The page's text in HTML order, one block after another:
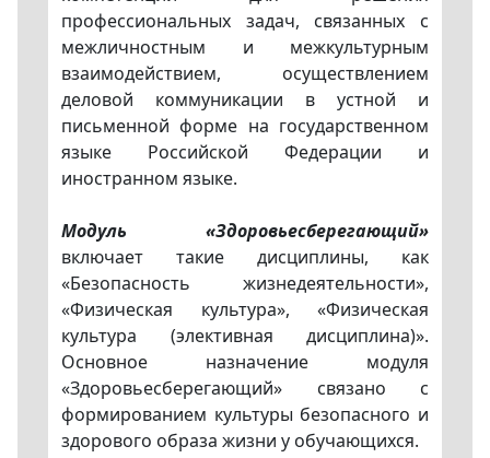
профессиональных задач, связанных с
межличностным и межкультурным
взаимодействием, осуществлением
деловой коммуникации в устной и
письменной форме на государственном
языке Российской Федерации и
иностранном языке.
Модуль «Здоровьесберегающий»
включает такие дисциплины, как
«Безопасность жизнедеятельности»,
«Физическая культура», «Физическая
культура (элективная дисциплина)».
Основное назначение модуля
«Здоровьесберегающий» связано с
формированием культуры безопасного и
здорового образа жизни у обучающихся.